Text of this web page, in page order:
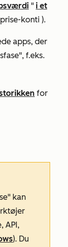
" i et
konti ).
apps, der
, f.eks.
for
kan
API,
). Du